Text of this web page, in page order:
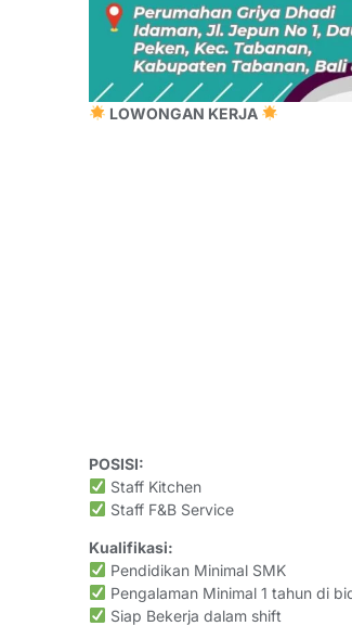
LOWONGAN KERJA
POSISI:
Staff Kitchen
Staff F&B Service
Kualifikasi:
Pendidikan Minimal SMK
Pengalaman Minimal 1 tahun di
Siap Bekerja dalam shift